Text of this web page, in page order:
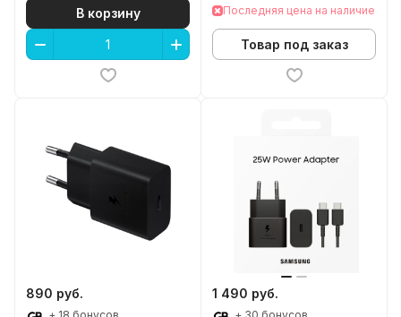
В корзину Последняя цена на наличие
Товар под заказ
890 руб. 1 490 руб.